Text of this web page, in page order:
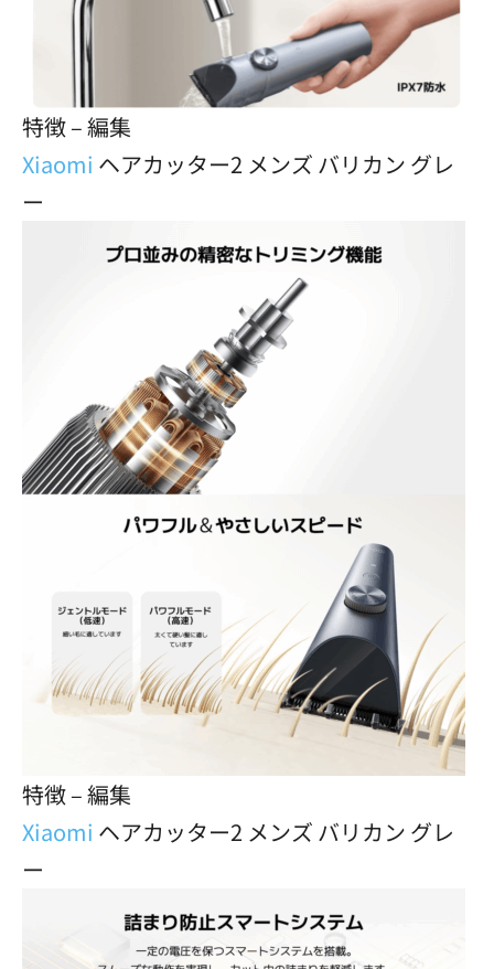
特徴 – 編集
Xiaomi ヘアカッター2 メンズ バリカン グレ
ー
特徴 – 編集
Xiaomi ヘアカッター2 メンズ バリカン グレ
ー